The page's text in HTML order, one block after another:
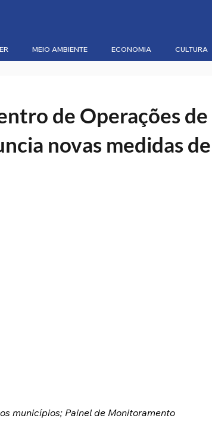
MEIO AMBIENTE ECONOMIA CULTURA
de Operações de
novas medidas de
municípios; Painel de Monitoramento